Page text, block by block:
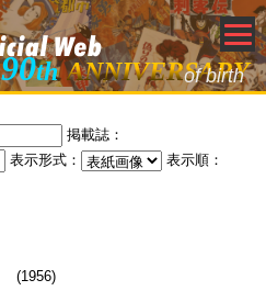
90th ANNIVERSARY
of birth
掲載誌：
表示形式：
表示順：
(1956)